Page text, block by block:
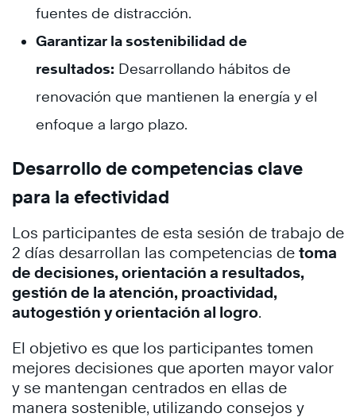
fuentes de distracción.
Garantizar la sostenibilidad de
resultados: Desarrollando hábitos de
renovación que mantienen la energía y el
enfoque a largo plazo.
Desarrollo de competencias clave
para la efectividad
Los participantes de esta sesión de trabajo de
2 días desarrollan las competencias de toma
de decisiones, orientación a resultados,
gestión de la atención, proactividad,
autogestión y orientación al logro.
El objetivo es que los participantes tomen
mejores decisiones que aporten mayor valor
y se mantengan centrados en ellas de
manera sostenible, utilizando consejos y